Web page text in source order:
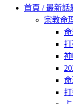
首頁 / 最新話
宗教命